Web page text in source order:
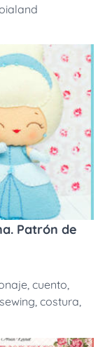
Patrón de
, cuento,
sewing, costura,